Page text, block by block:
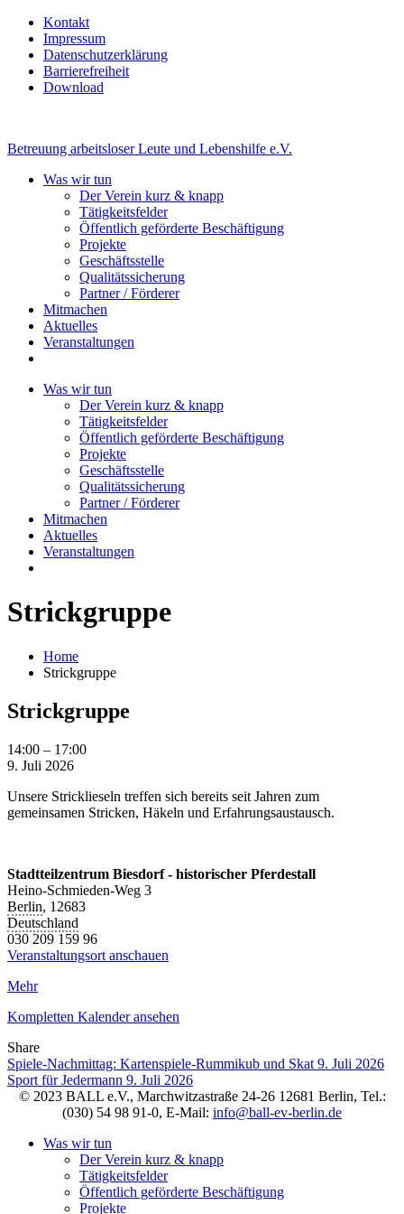
Kontakt
Impressum
Datenschutzerklärung
Barrierefreiheit
Download
Betreuung arbeitsloser Leute und Lebenshilfe e.V.
Was wir tun
Der Verein kurz & knapp
Tätigkeitsfelder
Öffentlich geförderte Beschäftigung
Projekte
Geschäftsstelle
Qualitätssicherung
Partner / Förderer
Mitmachen
Aktuelles
Veranstaltungen
Was wir tun
Der Verein kurz & knapp
Tätigkeitsfelder
Öffentlich geförderte Beschäftigung
Projekte
Geschäftsstelle
Qualitätssicherung
Partner / Förderer
Mitmachen
Aktuelles
Veranstaltungen
Strickgruppe
Home
Strickgruppe
Strickgruppe
Strickgruppe
14:00 – 17:00
9. Juli 2026
Unsere Stricklieseln treffen sich bereits seit Jahren zum
gemeinsamen Stricken, Häkeln und Erfahrungsaustausch.
Stadtteilzentrum Biesdorf - historischer Pferdestall
Heino-Schmieden-Weg 3
Berlin, 12683
Deutschland
030 209 159 96
Veranstaltungsort anschauen
Mehr
Kompletten Kalender ansehen
Share
Facebook
Twitter
LinkedIn
Pinterest
Stumbleupon
Email
Spiele-Nachmittag: Kartenspiele-Rummikub und Skat 9. Juli 2026
Sport für Jedermann 9. Juli 2026
© 2023 BALL e.V., Marchwitzastraße 24-26 12681 Berlin, Tel.:
(030) 54 98 91-0, E-Mail: info@ball-ev-berlin.de
Was wir tun
Der Verein kurz & knapp
Tätigkeitsfelder
Öffentlich geförderte Beschäftigung
Projekte